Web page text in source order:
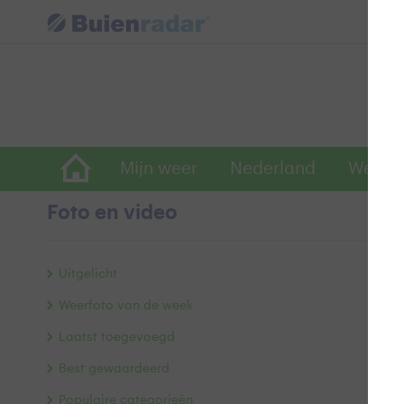
Mijn weer Nederland
Foto en video
Uitgelicht
Weerfoto van de week
Laatst toegevoegd
Best gewaardeerd
Populaire categorieën